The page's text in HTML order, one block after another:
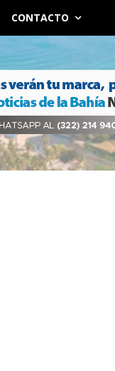
CONTACTO